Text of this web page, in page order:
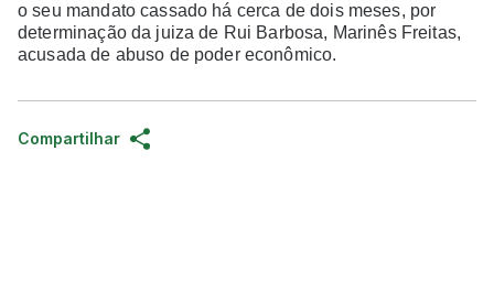
o seu mandato cassado há cerca de dois meses, por
determinação da juiza de Rui Barbosa, Marinês Freitas,
acusada de abuso de poder econômico.
Compartilhar